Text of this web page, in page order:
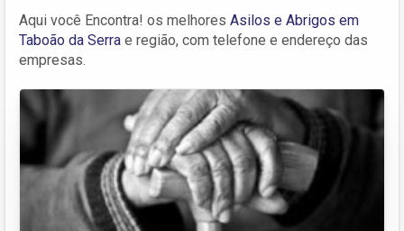
Aqui você Encontra! os melhores Asilos e Abrigos em
Taboão da Serra e região, com telefone e endereço das
empresas.